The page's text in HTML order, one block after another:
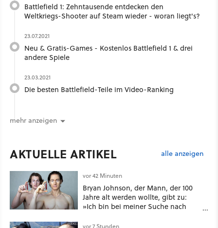
Battlefield 1: Zehntausende entdecken den
Weltkriegs-Shooter auf Steam wieder - woran liegt's?
23.07.2021
Neu & Gratis-Games - Kostenlos Battlefield 1 & drei
andere Spiele
23.03.2021
Die besten Battlefield-Teile im Video-Ranking
mehr anzeigen
AKTUELLE ARTIKEL alle anzeigen
vor 42 Minuten
Bryan Johnson, der Mann, der 100
Jahre alt werden wollte, gibt zu:
»Ich bin bei meiner Suche nach